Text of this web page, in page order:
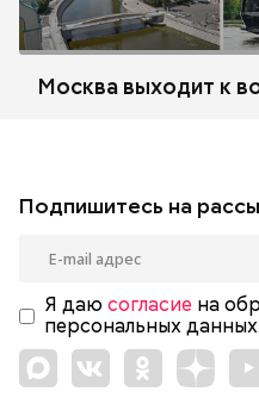
Москва выходит к
Подпишитесь на
Я даю согласие на
персональных данных.